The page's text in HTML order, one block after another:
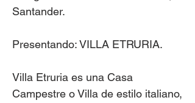
Santander.
Presentando: VILLA ETRURIA.
Villa Etruria es una Casa
Campestre o Villa de estilo italiano,